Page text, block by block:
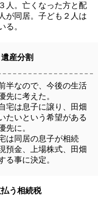
人。亡くなった方と配
が同居。子ども２人は
る。
遺産分割
半なので、今後の生活
先に考えた。
宅は息子に譲り、田畑
たいという希望がある
先に。
は同居の息子が相続
預金、上場株式、田畑
る事に決定。
う相続税